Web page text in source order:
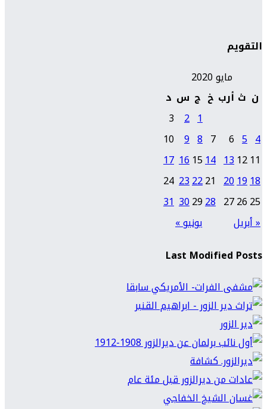
التقويم
مايو 2020
ن ث أرب خ ج س د
« أبريل يونيو »
1
2
3
4
5
6
7
8
9
10
11
12
13
14
15
16
17
18
19
20
21
22
23
24
25
26
27
28
29
30
31
Last Modified Posts